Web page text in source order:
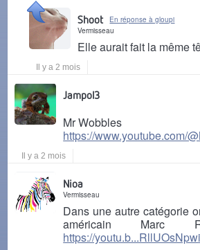
Shoot
En réponse à gloupi
Vermisseau
Elle aurait fait la même
Il y a 2 mois
Jampol3
Mr Wobbles
https://www.youtube.com/
Il y a 2 mois
Nioa
Vermisseau
Dans une autre catégorie
américain Marc
https://